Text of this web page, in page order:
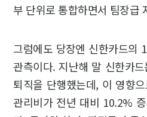
부 단위로 통합하면서 팀장급
그럼에도 당장엔 신한카드의
관측이다. 지난해 말 신한카
퇴직을 단행했는데, 이 영향
관리비가 전년 대비 10.2%